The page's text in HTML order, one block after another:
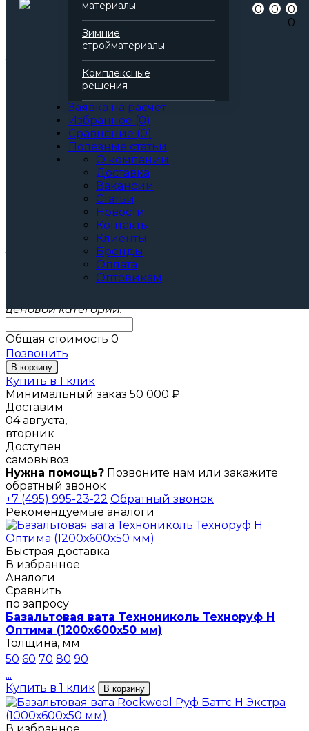
материалы
Зимние
стройматериалы
Комплексные
решения
Заявка на расчет
Избранное (0)
Сравнение (0)
Полезные статьи
О компании
Доставка
Вакансии
Статьи
Новости
Контакты
Клиенты
Бренды
Оплата
Оптовикам
0 0
0
0
Серия
Базальтовая вата
Все характеристики
Артикул: 137975
За упаковку
Цена при единовременной покупке
ценовой категории.
Общая стоимость 0
Позвонить
В корзину
Купить в 1 клик
Минимальный заказ 50 000 ₽
Доставим
04 августа,
вторник
Доступен
самовывоз
Нужна помощь? Позвоните нам или закажите
обратный звонок
+7 (495) 995-23-22 Обратный звонок
Рекомендуемые аналоги
Быстрая доставка
В избранное
Аналоги
Сравнить
по запросу
Базальтовая вата Технониколь Техноруф Н
Оптима (1200х600х50 мм)
Толщина, мм
50 60 70 80 90
...
Купить в 1 клик
В корзину